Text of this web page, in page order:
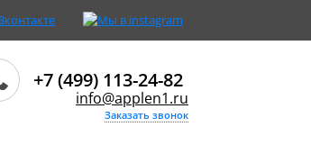
+7 (499) 113-24-82
info@applen1.ru
Заказать звонок